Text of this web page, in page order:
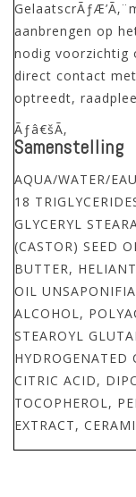
aanbrengen op
nodig voorzichtig
direct contact
optreedt,
Ãƒâ€šÃ‚
Samenstelling
AQUA/WATER/
18
GLYCERYL
(CASTOR) SEED
BUTTER,
OIL
ALCOHOL,
STEAROYL
HYDROGENATED
CITRIC ACID,
TOCOPHEROL,
EXTRACT,